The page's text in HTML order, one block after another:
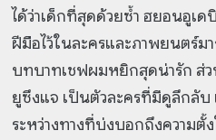
ได้ว่าเด็กที่สุดด้วยซ้ำ ฮยอนอูเ
ฝีมือไว้ในละครและภาพยนตร์ม
บทบาทเชฟผมหยิกสุดน่ารัก ส่
ยูซึงแจ เป็นตัวละครที่มีดูลึกลั
ระหว่างทางที่บ่งบอกถึงความตั้ง